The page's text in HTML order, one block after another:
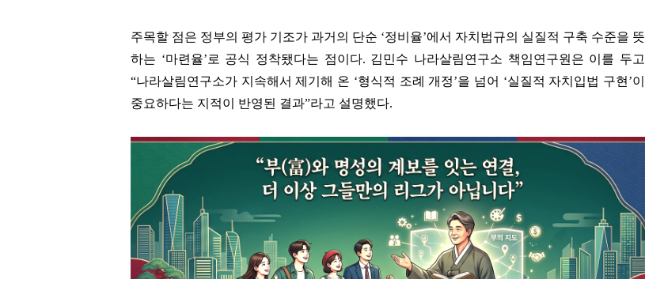
주목할 점은 정부의 평가 기조가 과거의 단순 ‘정비율’에서 자치법규의 실질적 구축 수준을 뜻
하는 ‘마련율’로 공식 정착됐다는 점이다. 김민수 나라살림연구소 책임연구원은 이를 두고
“나라살림연구소가 지속해서 제기해 온 ‘형식적 조례 개정’을 넘어 ‘실질적 자치입법 구현’이
중요하다는 지적이 반영된 결과”라고 설명했다.